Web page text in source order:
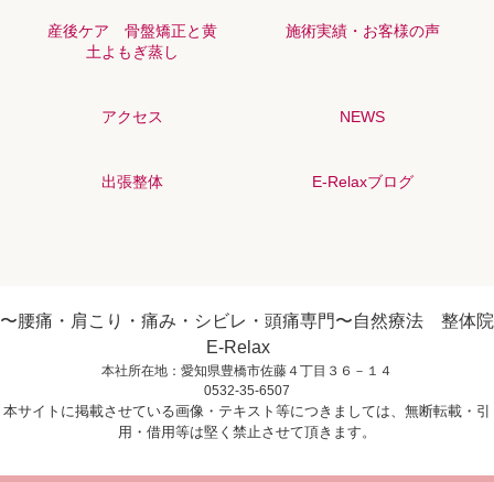
産後ケア 骨盤矯正と黄
土よもぎ蒸し
施術実績・お客様の声
アクセス NEWS
出張整体 E-Relaxブログ
〜腰痛・肩こり・痛み・シビレ・頭痛専門〜自然療法 整体院
E-Relax
本社所在地：愛知県豊橋市佐藤４丁目３６－１４
0532-35-6507
本サイトに掲載させている画像・テキスト等につきましては、無断転載・引
用・借用等は堅く禁止させて頂きます。